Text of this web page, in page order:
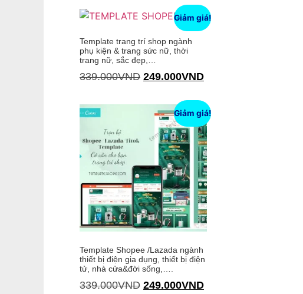
Giảm giá!
Template trang trí shop ngành
phụ kiện & trang sức nữ, thời
trang nữ, sắc đẹp,…
339.000VND 249.000VND
Giảm giá!
Template Shopee /Lazada ngành
thiết bị điện gia dụng, thiết bị điện
tử, nhà cửa&đời sống,….
339.000VND 249.000VND